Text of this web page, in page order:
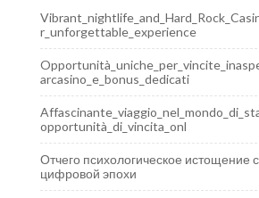
r_unforgettable_experience
arcasino_e_bonus_dedicati
opportunità_di_vincita_onl
Отчего психологическое истощение
цифровой эпохи